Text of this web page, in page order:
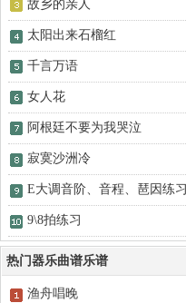
故乡的亲人
太阳出来石榴红
千言万语
女人花
阿根廷不要为我哭泣
寂寞沙洲冷
E大调音阶、音程、琶因练习
9\8拍练习
热门器乐曲谱乐谱
渔舟唱晚